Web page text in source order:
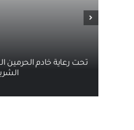
تحت رعاية خادم الحرمين